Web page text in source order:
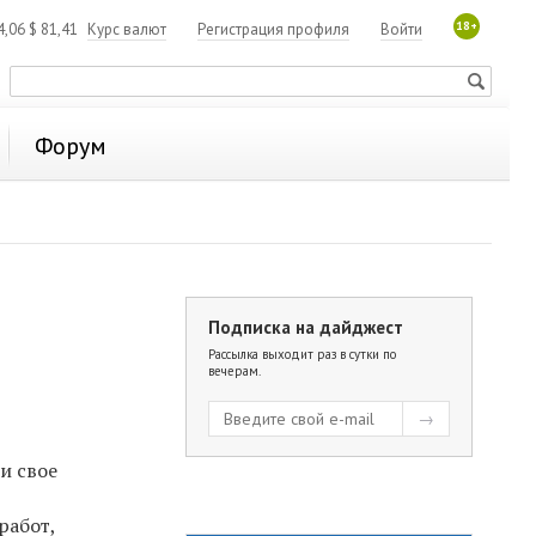
$ 81,41 Курс валют 18+
Войти
Регистрация профиля
Форум
свое
Подписка на дайджест
Рассылка выходит раз в сутки по
вечерам.